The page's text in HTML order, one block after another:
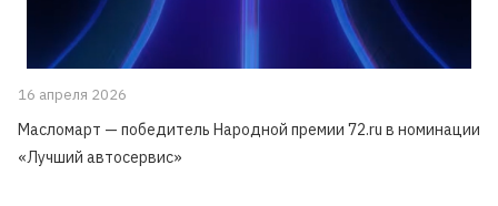
16 апреля 2026
Масломарт — победитель Народной премии 72.ru в номинации
«Лучший автосервис»